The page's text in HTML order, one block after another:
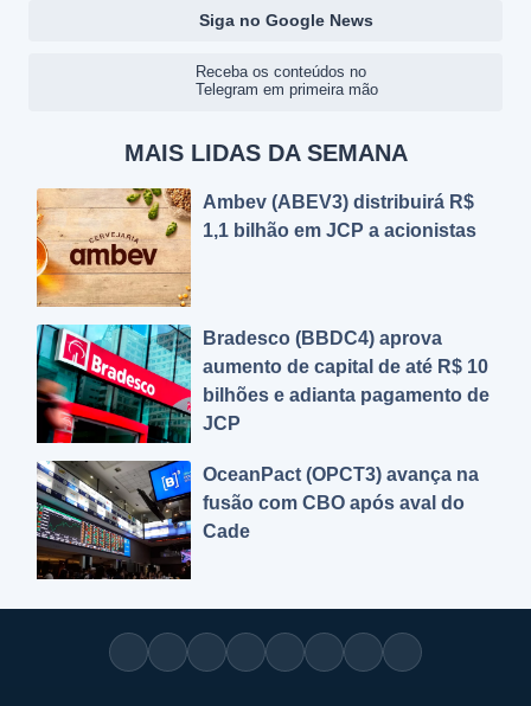
Siga no Google News
Receba os conteúdos no
Telegram em primeira mão
MAIS LIDAS DA SEMANA
Ambev (ABEV3) distribuirá R$
1,1 bilhão em JCP a acionistas
Bradesco (BBDC4) aprova
aumento de capital de até R$ 10
bilhões e adianta pagamento de
JCP
OceanPact (OPCT3) avança na
fusão com CBO após aval do
Cade